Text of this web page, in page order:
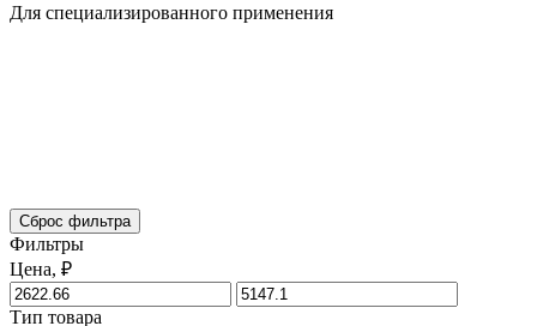
Для специализированного применения
Сброс фильтра
Фильтры
Цена, ₽
Тип товара